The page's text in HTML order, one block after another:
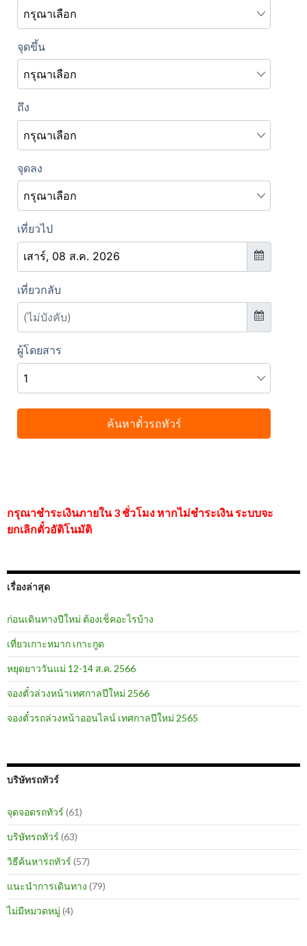
กรุณาชำระเงินภายใน 3 ชั่วโมง หากไม่ชำระเงิน ระบบจะ
ยกเลิกตั๋วอัติโนมัติ
เรื่องล่าสุด
ก่อนเดินทางปีใหม่ ต้องเช็คอะไรบ้าง
เที่ยวเกาะหมาก เกาะกูด
หยุดยาววันแม่ 12-14 ส.ค. 2566
จองตั๋วล่วงหน้าเทศกาลปีใหม่ 2566
จองตั๋วรถล่วงหน้าออนไลน์ เทศกาลปีใหม่ 2565
บริษัทรถทัวร์
จุดจอดรถทัวร์ (61)
บริษัทรถทัวร์ (63)
วิธีค้นหารถทัวร์ (57)
แนะนำการเดินทาง (79)
ไม่มีหมวดหมู่ (4)